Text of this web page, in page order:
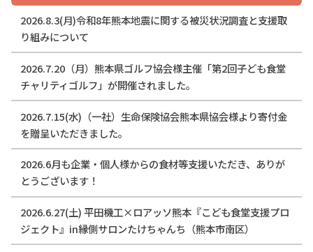
2026.8.3(月)令和8年熊本地震に関する被災状況調査と支援取
り組みについて
2026.7.20（月）熊本県ゴルフ協会様主催「第2回子ども食堂
チャリティゴルフ」が開催されました。
2026.7.15(水)（一社）生命保険協会熊本県協会様より寄付金
を贈呈いただきました。
2026.6月も企業・個人様からの食材等支援いただき、ありが
とうございます！
2026.6.27(土) 平田機工×ロアッソ熊本『こども食堂支援プロ
ジェクト』in縁側サロンたけちゃんち（熊本市南区）